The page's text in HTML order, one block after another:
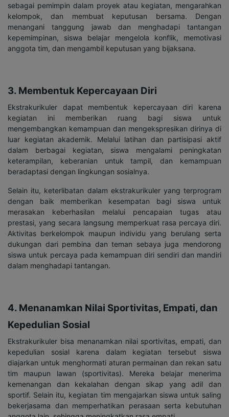
sebagai pemimpin dalam proyek atau kegiatan, mengarahkan
kelompok, dan membuat keputusan bersama. Dengan
menangani tanggung jawab dan menghadapi tantangan
kepemimpinan, siswa belajar mengelola konflik, memotivasi
anggota tim, dan mengambil keputusan yang bijaksana.
3. Membentuk Kepercayaan Diri
Ekstrakurikuler dapat membentuk kepercayaan diri karena
kegiatan ini memberikan ruang bagi siswa untuk
mengembangkan kemampuan dan mengekspresikan dirinya di
luar kegiatan akademik. Melalui latihan dan partisipasi aktif
dalam berbagai kegiatan, siswa mengalami peningkatan
keterampilan, keberanian untuk tampil, dan kemampuan
beradaptasi dengan lingkungan sosialnya.
Selain itu, keterlibatan dalam ekstrakurikuler yang terprogram
dengan baik memberikan kesempatan bagi siswa untuk
merasakan keberhasilan melalui pencapaian tugas atau
prestasi, yang secara langsung memperkuat rasa percaya diri.
Aktivitas berkelompok maupun individu yang berulang serta
dukungan dari pembina dan teman sebaya juga mendorong
siswa untuk percaya pada kemampuan diri sendiri dan mandiri
dalam menghadapi tantangan.
4. Menanamkan Nilai Sportivitas, Empati, dan
Kepedulian Sosial
Ekstrakurikuler bisa menanamkan nilai sportivitas, empati, dan
kepedulian sosial karena dalam kegiatan tersebut siswa
diajarkan untuk menghormati aturan permainan dan rekan satu
tim maupun lawan (sportivitas). Mereka belajar menerima
kemenangan dan kekalahan dengan sikap yang adil dan
sportif. Selain itu, kegiatan tim mengajarkan siswa untuk saling
bekerjasama dan memperhatikan perasaan serta kebutuhan